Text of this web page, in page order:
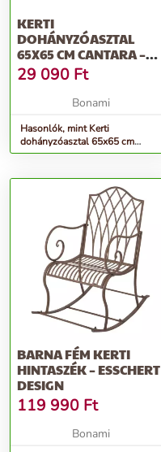
KERTI
DOHÁNYZÓASZTAL
65X65 CM CANTARA –
KETER
29 090 Ft
Bonami
Hasonlók, mint Kerti
dohányzóasztal 65x65 cm
Cantara – Keter
BARNA FÉM KERTI
HINTASZÉK – ESSCHERT
DESIGN
119 990 Ft
Bonami